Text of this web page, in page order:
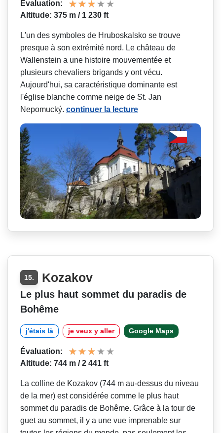
Évaluation:
Altitude: 375 m / 1 230 ft
L'un des symboles de Hruboskalsko se trouve
presque à son extrémité nord. Le château de
Wallenstein a une histoire mouvementée et
plusieurs chevaliers brigands y ont vécu.
Aujourd'hui, sa caractéristique dominante est
l'église blanche comme neige de St. Jan
Nepomucký. continuer la lecture
15. Kozakov
Le plus haut sommet du paradis de
Bohême
j'étais là je veux y aller Google Maps
Évaluation:
Altitude: 744 m / 2 441 ft
La colline de Kozakov (744 m au-dessus du niveau
de la mer) est considérée comme le plus haut
sommet du paradis de Bohême. Grâce à la tour de
guet au sommet, il y a une vue imprenable sur